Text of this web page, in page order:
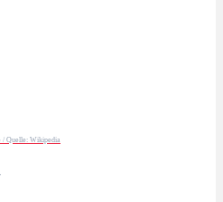
/ Quelle: Wikipedia